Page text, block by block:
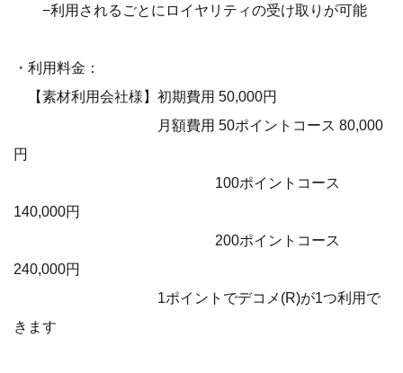
−利用されるごとにロイヤリティの受け取りが可能
・利用料金：
【素材利用会社様】初期費用 50,000円
月額費用 50ポイントコース 80,000
円
100ポイントコース
140,000円
200ポイントコース
240,000円
1ポイントでデコメ(R)が1つ利用で
きます